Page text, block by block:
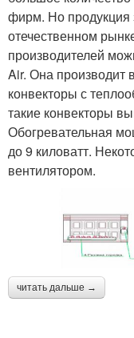
фирм. Но продукция
отечественном
производителей
Air. Она производит
конвекторы с
такие конвекторы
Обогревательная
до 9 киловатт.
вентилятором.
читать дальше →